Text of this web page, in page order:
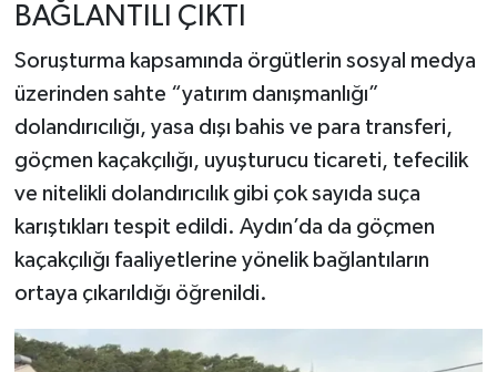
BAĞLANTILI ÇIKTI
Soruşturma kapsamında örgütlerin sosyal medya
üzerinden sahte “yatırım danışmanlığı”
dolandırıcılığı, yasa dışı bahis ve para transferi,
göçmen kaçakçılığı, uyuşturucu ticareti, tefecilik
ve nitelikli dolandırıcılık gibi çok sayıda suça
karıştıkları tespit edildi. Aydın’da da göçmen
kaçakçılığı faaliyetlerine yönelik bağlantıların
ortaya çıkarıldığı öğrenildi.